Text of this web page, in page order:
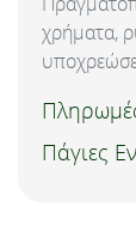
χρήματα,
Πάγιες